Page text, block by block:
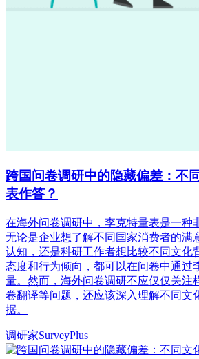
跨国问卷调研中的隐藏偏差：不
表作答？
在海外问卷调研中，李克特量表是一种
无论是企业想了解不同国家消费者的满
认知，还是科研工作者想比较不同文化
态度和行为倾向，都可以在问卷中通过
量。然而，海外问卷调研不应仅仅关注
卷翻译等问题，还应该深入理解不同文
据。
调研家SurveyPlus